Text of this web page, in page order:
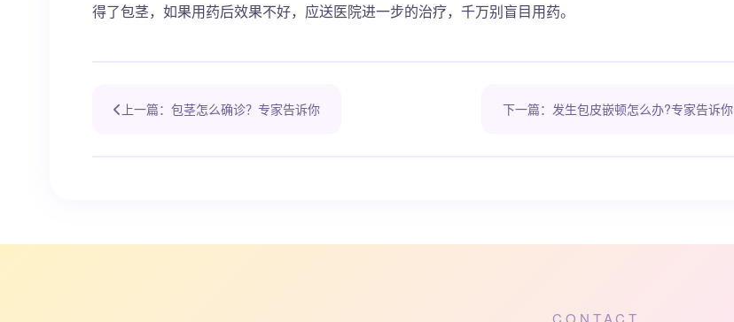
得了包茎，如果用药后效果不好，应送医院进一步的治疗，千万别盲目用药。
上一篇：包茎怎么确诊？专家告诉你 下一篇：发生包皮嵌顿怎么办?专家告诉你
CONTACT